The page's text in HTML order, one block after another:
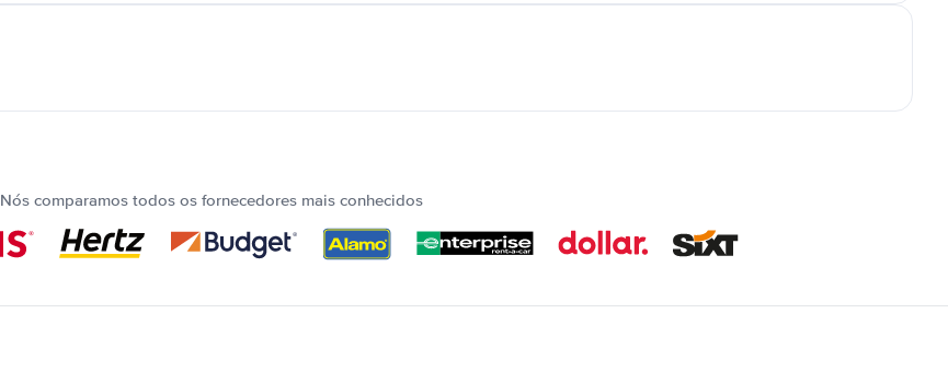
Nós comparamos todos os fornecedores mais conhecidos